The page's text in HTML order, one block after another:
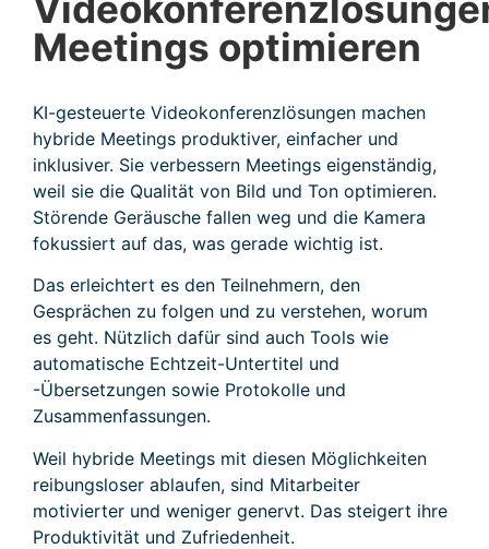
Meetings optimieren
KI-gesteuerte Videokonferenzlösungen machen
hybride Meetings produktiver, einfacher und
inklusiver. Sie verbessern Meetings eigenständig,
weil sie die Qualität von Bild und Ton optimieren.
Störende Geräusche fallen weg und die Kamera
fokussiert auf das, was gerade wichtig ist.
Das erleichtert es den Teilnehmern, den
Gesprächen zu folgen und zu verstehen, worum
es geht. Nützlich dafür sind auch Tools wie
automatische Echtzeit-Untertitel und
-Übersetzungen sowie Protokolle und
Zusammenfassungen.
Weil hybride Meetings mit diesen Möglichkeiten
reibungsloser ablaufen, sind Mitarbeiter
motivierter und weniger genervt. Das steigert ihre
Produktivität und Zufriedenheit.